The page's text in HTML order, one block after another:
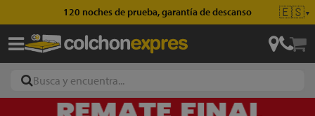
120 noches de prueba, garantía de descanso 🇪🇸▼